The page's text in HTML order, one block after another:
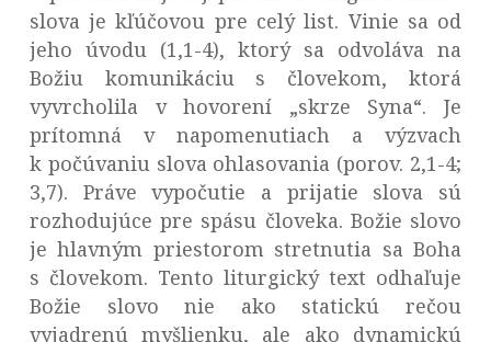
slova je kľúčovou pre celý list. Vinie sa od
jeho úvodu (1,1-4), ktorý sa odvoláva na
Božiu komunikáciu s človekom, ktorá
vyvrcholila v hovorení „skrze Syna“. Je
prítomná v napomenutiach a výzvach
k počúvaniu slova ohlasovania (porov. 2,1-4;
3,7). Práve vypočutie a prijatie slova sú
rozhodujúce pre spásu človeka. Božie slovo
je hlavným priestorom stretnutia sa Boha
s človekom. Tento liturgický text odhaľuje
Božie slovo nie ako statickú rečou
vyjadrenú myšlienku, ale ako dynamickú